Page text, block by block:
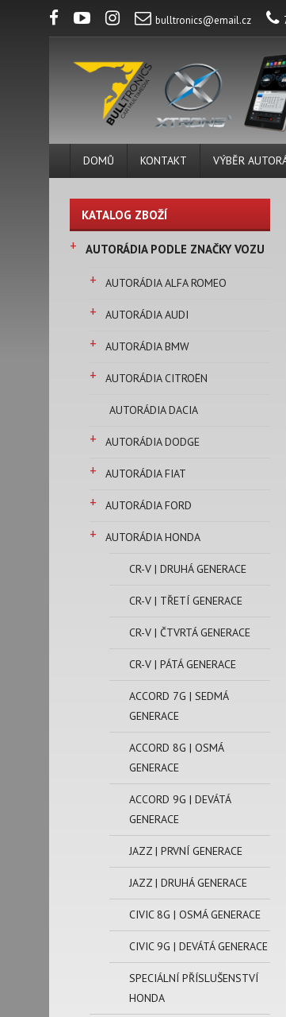
bulltronics@email.cz
DOMŮ KONTAKT VÝBĚR
KATALOG ZBOŽÍ
+ AUTORÁDIA PODLE ZNAČKY VOZU
+ AUTORÁDIA ALFA ROMEO
+ AUTORÁDIA AUDI
+ AUTORÁDIA BMW
+ AUTORÁDIA CITROËN
AUTORÁDIA DACIA
+ AUTORÁDIA DODGE
+ AUTORÁDIA FIAT
+ AUTORÁDIA FORD
+ AUTORÁDIA HONDA
CR-V | DRUHÁ GENERACE
CR-V | TŘETÍ GENERACE
CR-V | ČTVRTÁ GENERACE
CR-V | PÁTÁ GENERACE
ACCORD 7G | SEDMÁ
GENERACE
ACCORD 8G | OSMÁ
GENERACE
ACCORD 9G | DEVÁTÁ
GENERACE
JAZZ | PRVNÍ GENERACE
JAZZ | DRUHÁ GENERACE
CIVIC 8G | OSMÁ GENERACE
CIVIC 9G | DEVÁTÁ GENERACE
SPECIÁLNÍ PŘÍSLUŠENSTVÍ
HONDA